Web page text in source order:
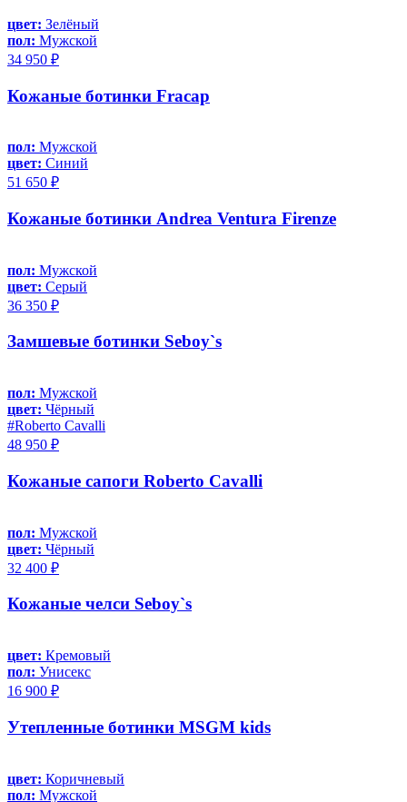
цвет: Зелёный
пол: Мужской
34 950 ₽
Кожаные ботинки Fracap
пол: Мужской
цвет: Синий
51 650 ₽
Кожаные ботинки Andrea Ventura Firenze
пол: Мужской
цвет: Серый
36 350 ₽
Замшевые ботинки Seboy`s
пол: Мужской
цвет: Чёрный
#Roberto Cavalli
48 950 ₽
Кожаные сапоги Roberto Cavalli
пол: Мужской
цвет: Чёрный
32 400 ₽
Кожаные челси Seboy`s
цвет: Кремовый
пол: Унисекс
16 900 ₽
Утепленные ботинки MSGM kids
цвет: Коричневый
пол: Мужской